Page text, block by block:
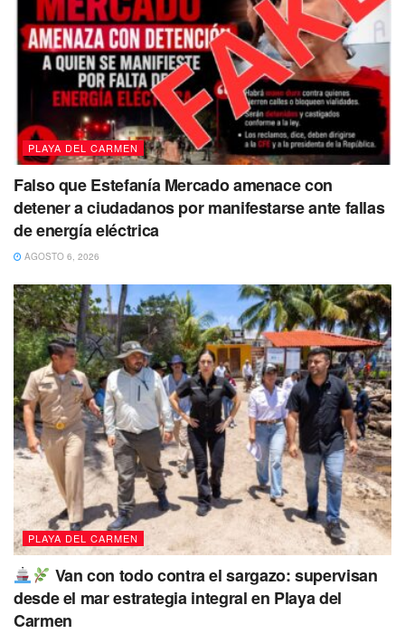
PLAYA DEL CARMEN
Falso que Estefanía Mercado amenace con
detener a ciudadanos por manifestarse ante fallas
de energía eléctrica
AGOSTO 6, 2026
PLAYA DEL CARMEN
Van con todo contra el sargazo: supervisan
desde el mar estrategia integral en Playa del
Carmen